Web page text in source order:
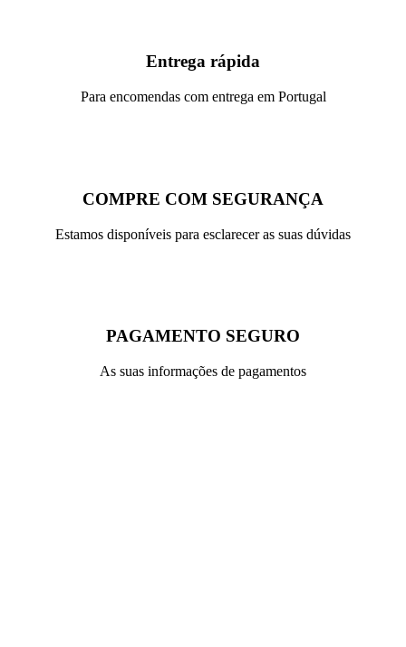
Entrega rápida
Para encomendas com entrega em Portugal
COMPRE COM SEGURANÇA
Estamos disponíveis para esclarecer as suas dúvidas
PAGAMENTO SEGURO
As suas informações de pagamentos